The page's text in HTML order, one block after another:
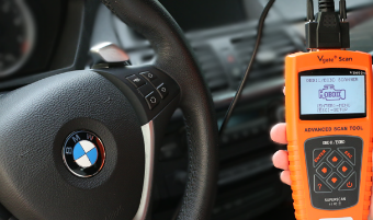
Skip
content